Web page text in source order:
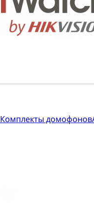
Комплекты домофонов